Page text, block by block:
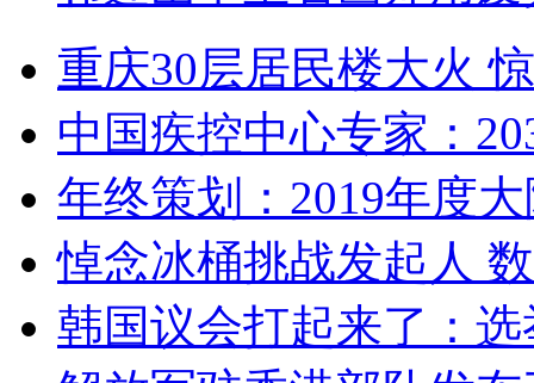
重庆30层居民楼大火
中国疾控中心专家：
年终策划：2019年度
悼念冰桶挑战发起人
韩国议会打起来了：